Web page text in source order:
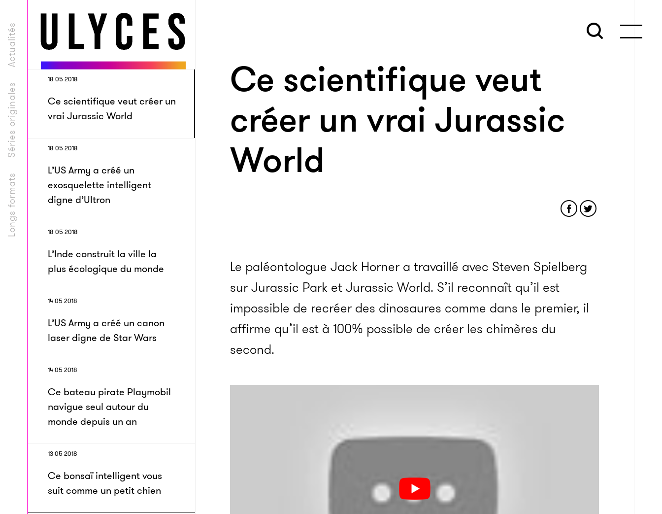
Longs formats
Séries originales
Actualités
18 05 2018
Ce scientifique veut créer un
vrai Jurassic World
18 05 2018
L’US Army a créé un
exosquelette intelligent
digne d’Ultron
18 05 2018
L’Inde construit la ville la
plus écologique du monde
14 05 2018
L’US Army a créé un canon
laser digne de Star Wars
14 05 2018
Ce bateau pirate Playmobil
navigue seul autour du
monde depuis un an
13 05 2018
Ce bonsaï intelligent vous
suit comme un petit chien
Ce scientifique veut
créer un vrai Jurassic
World
Le paléontologue Jack Horner a travaillé avec Steven Spielberg
sur Jurassic Park et Jurassic World. S’il reconnaît qu’il est
impossible de recréer des dinosaures comme dans le premier, il
affirme qu’il est à 100% possible de créer les chimères du
second.